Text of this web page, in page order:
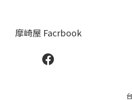
摩崎屋 Facrbook